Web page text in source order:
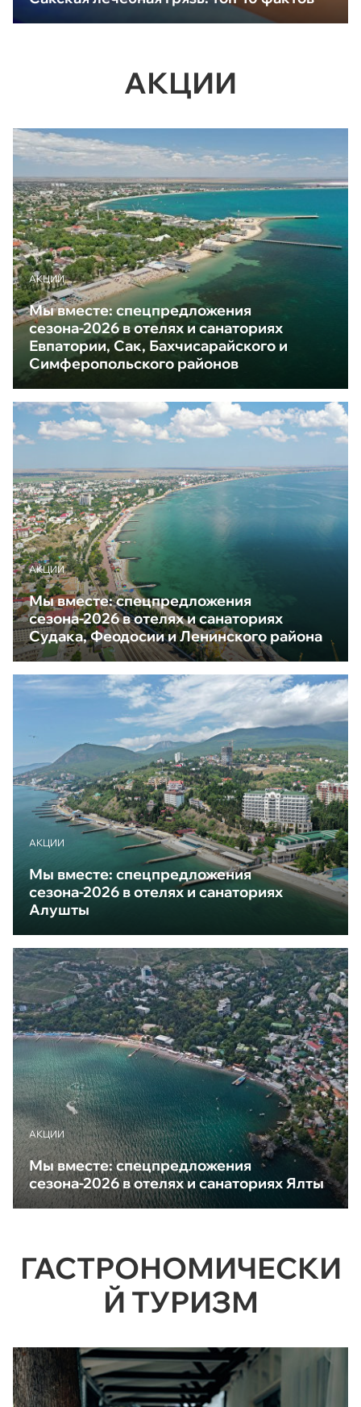
АКЦИИ
АКЦИИ
Мы вместе: спецпредложения
сезона-2026 в отелях и санаториях
Евпатории, Сак, Бахчисарайского и
Симферопольского районов
АКЦИИ
Мы вместе: спецпредложения
сезона-2026 в отелях и санаториях
Судака, Феодосии и Ленинского района
АКЦИИ
Мы вместе: спецпредложения
сезона-2026 в отелях и санаториях
Алушты
АКЦИИ
Мы вместе: спецпредложения
сезона-2026 в отелях и санаториях Ялты
ГАСТРОНОМИЧЕСКИ
Й ТУРИЗМ